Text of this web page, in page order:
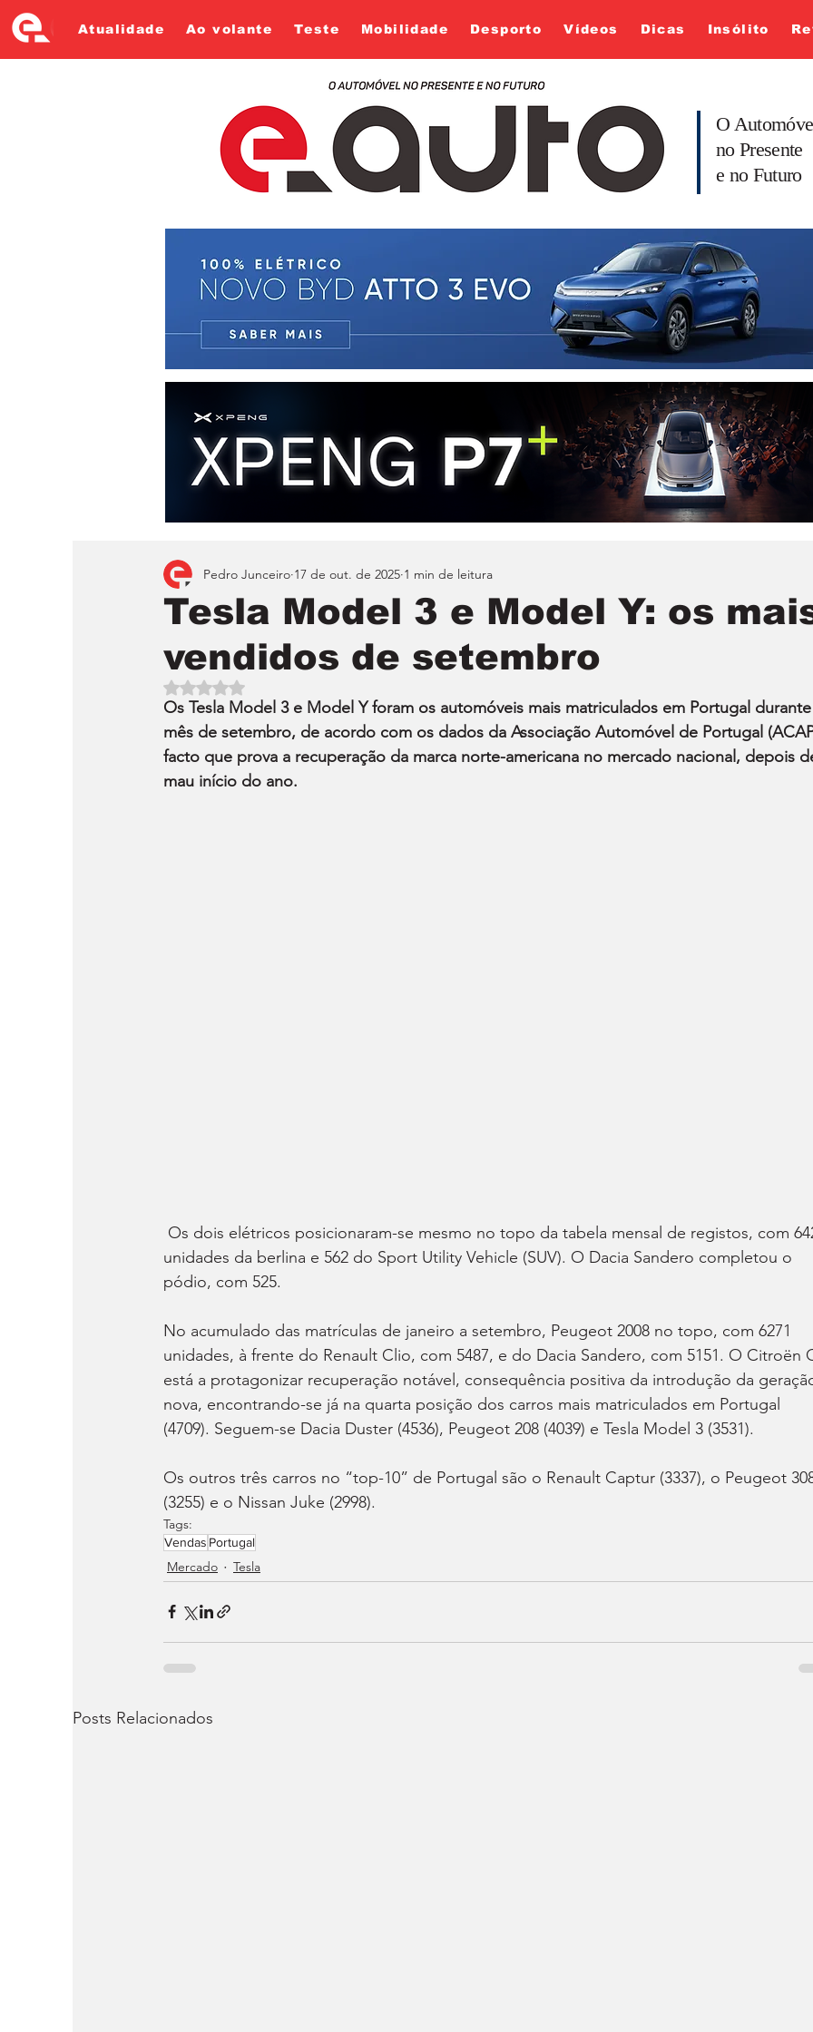
Atualidade Ao volante Teste Mobilidade Desporto Vídeos Dicas Insólito
O
no Presente
e no Futuro
Tesla Model 3 e Model Y: os
vendidos de setembro
Pedro Junceiro 17 de out. de 2025 1 min de leitura
Avaliado com NaN de 5 estrelas.
Os Tesla Model 3 e Model Y foram os automóveis mais matriculados em Portugal
mês de setembro, de acordo com os dados da Associação Automóvel de Portugal
facto que prova a recuperação da marca norte-americana no mercado nacional, depois
mau início do ano.
unidades da berlina e 562 do Sport Utility Vehicle (SUV). O Dacia Sandero completou o
pódio, com 525.
No acumulado das matrículas de janeiro a setembro, Peugeot 2008 no topo, com 6271
unidades, à frente do Renault Clio, com 5487, e do Dacia Sandero, com 5151. O Citroën
está a protagonizar recuperação notável, consequência positiva da introdução da
nova, encontrando-se já na quarta posição dos carros mais matriculados em Portugal
(4709). Seguem-se Dacia Duster (4536), Peugeot 208 (4039) e Tesla Model 3 (3531).
Os outros três carros no “top-10” de Portugal são o Renault Captur (3337), o Peugeot
(3255) e o Nissan Juke (2998).
Tags:
Vendas Portugal
Mercado Tesla
Posts Relacionados